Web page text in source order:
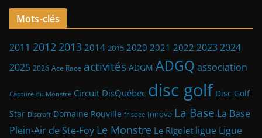
Mots-clés
2011 2012 2013 2014 2015 2020 2021 2022 20232024
2025 2026 Ace Race activités ADGM ADGQ association
Capture du Monstre Circuit DisQuébec disc golf Disc Golf
Star Discraft Domaine Rouville frisbee Innova La Base La Base
Plein-Air de Ste-Foy Le Monstre Le Rigolet ligue Ligue